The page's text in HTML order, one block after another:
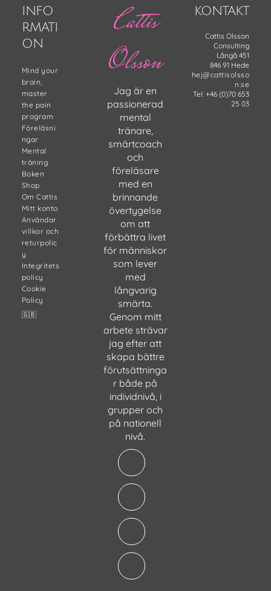
INFO
RMATI
ON
Mind your
brain,
master
the pain
program
Föreläsni
ngar
Mental
träning
Boken
Shop
Om Cattis
Mitt konto
Användar
villkor och
returpolic
y
Integritets
policy
Cookie
Policy
🇬🇧
Cattis
Olsson
Jag är en
passionerad
mental
tränare,
smärtcoach
och
föreläsare
med en
brinnande
övertygelse
om att
förbättra livet
för människor
som lever
med
långvarig
smärta.
Genom mitt
arbete strävar
jag efter att
skapa bättre
förutsättninga
r både på
individnivå, i
grupper och
på nationell
nivå.
KONTAKT
Cattis Olsson
Consulting
Långå 451
846 91 Hede
hej@cattisolsso
n.se
Tel: +46 (0)70 653
25 03